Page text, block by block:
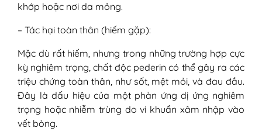
khớp hoặc nơi da mỏng.
– Tác hại toàn thân (hiếm gặp):
Mặc dù rất hiếm, nhưng trong những trường hợp cực
kỳ nghiêm trọng, chất độc pederin có thể gây ra các
triệu chứng toàn thân, như sốt, mệt mỏi, và đau đầu.
Đây là dấu hiệu của một phản ứng dị ứng nghiêm
trọng hoặc nhiễm trùng do vi khuẩn xâm nhập vào
vết bỏng.